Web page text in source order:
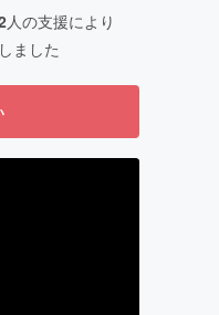
人の支援により
ました